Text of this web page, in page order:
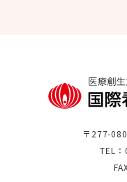
〒277-
TEL